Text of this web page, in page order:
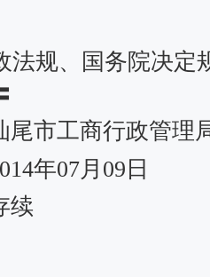
法规、国务院决定
尾市工商行政管理
年07月09日
续